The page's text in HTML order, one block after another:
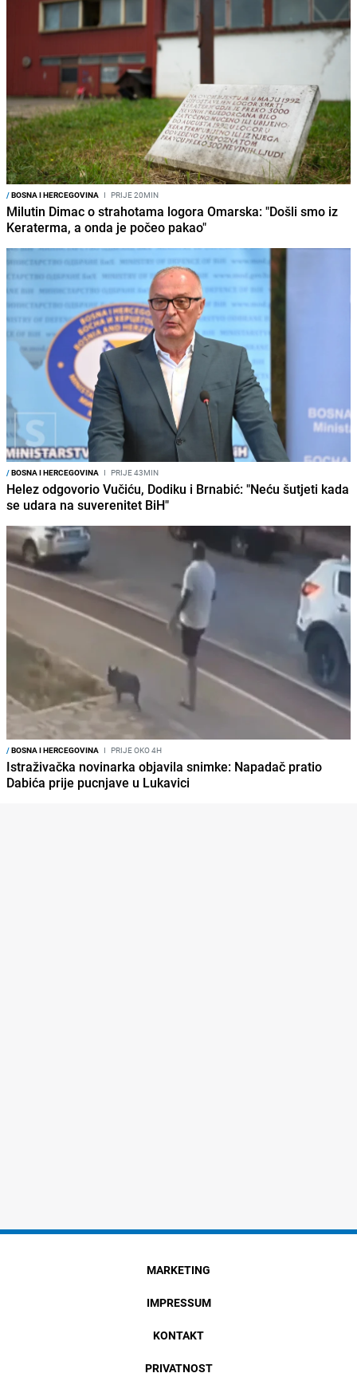
/BOSNA I HERCEGOVINA I PRIJE 20MIN
Milutin Dimac o strahotama logora Omarska: "Došli smo iz
Keraterma, a onda je počeo pakao"
/BOSNA I HERCEGOVINA I PRIJE 43MIN
Helez odgovorio Vučiću, Dodiku i Brnabić: "Neću šutjeti kada
se udara na suverenitet BiH"
/BOSNA I HERCEGOVINA I PRIJE OKO 4H
Istraživačka novinarka objavila snimke: Napadač pratio
Dabića prije pucnjave u Lukavici
MARKETING
IMPRESSUM
KONTAKT
PRIVATNOST